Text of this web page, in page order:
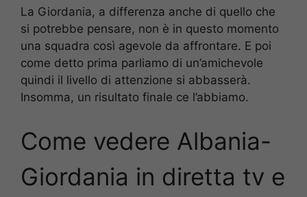
La Giordania, a differenza anche di quello che
si potrebbe pensare, non è in questo momento
una squadra così agevole da affrontare. E poi
come detto prima parliamo di un’amichevole
quindi il livello di attenzione si abbasserà.
Insomma, un risultato finale ce l’abbiamo.
Come vedere Albania-
Giordania in diretta tv e